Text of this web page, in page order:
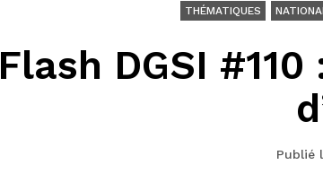
THÉMATIQUES
Flash DGSI
Publié